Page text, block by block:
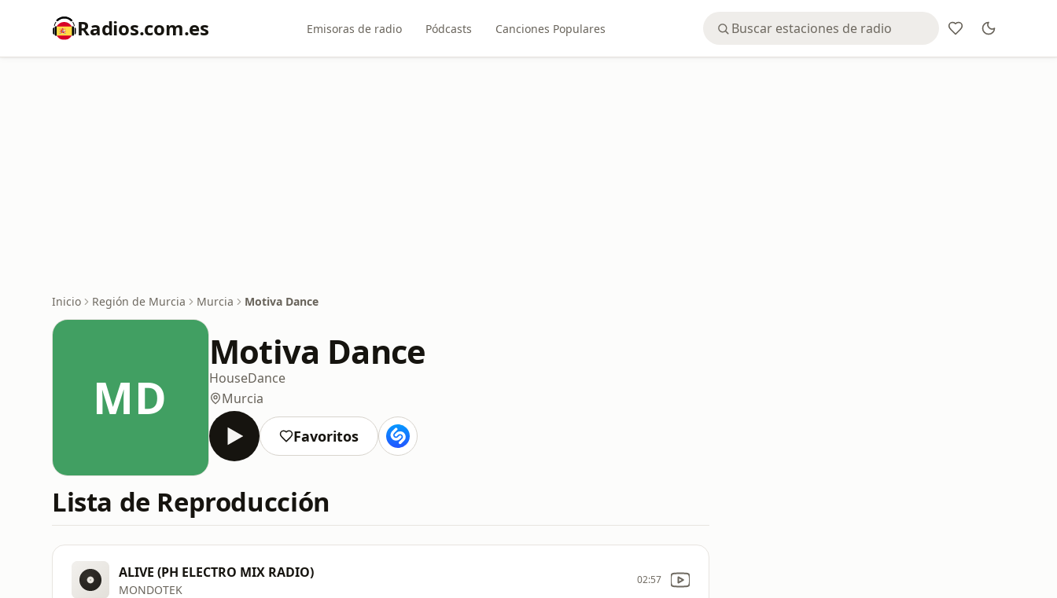
Radios.com.es Emisoras de radio Pódcasts Canciones Populares
Inicio Región de Murcia Murcia Motiva Dance
MD
Motiva Dance
HouseDance
Murcia
Favoritos
Lista de Reproducción
ALIVE (PH ELECTRO MIX RADIO)
MONDOTEK
02:57